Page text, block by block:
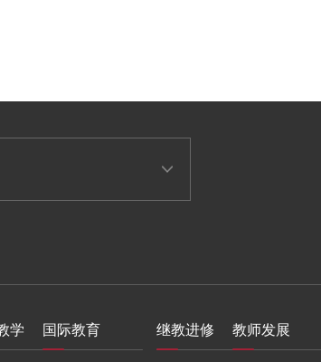
学 国际教育 继教进修 教师发展